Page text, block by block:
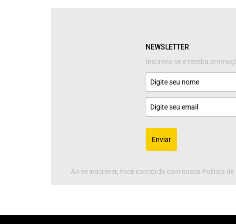
NEWSLETTER
Inscreva-se e receba
Enviar
Ao se inscrever, você concorda com nossa Política